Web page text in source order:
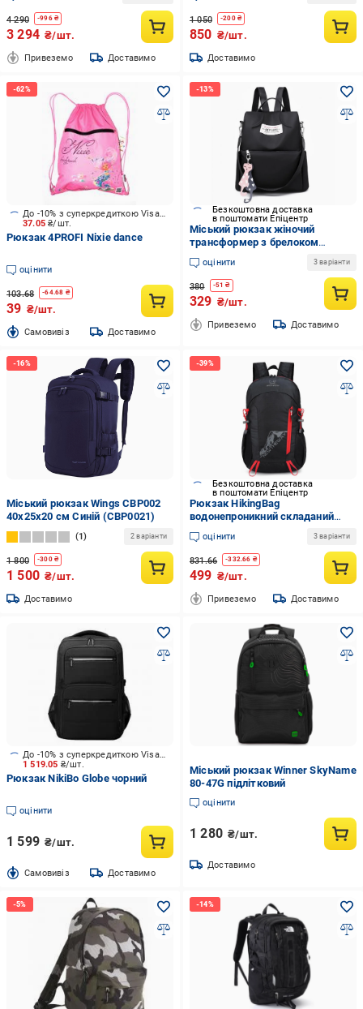
4 290 -996₴
3 294 ₴/шт.
Привеземо Доставимо
1 050 -200₴
850 ₴/шт.
Доставимо
37.05₴/шт.
До -10% з суперкредиткою Visa Вигода
Рюкзак 4PROFI Nixie dance
оцінити
103.68 -64.68 ₴
39 ₴/шт.
Cамовивіз Доставимо
Безкоштовна доставка
в поштомати Епіцентр
Міський рюкзак жіночий
трансформер з брелоком
32х31х13 см Чорний (СР-5740-3)
оцінити 3 варіанти
380 -51 ₴
329 ₴/шт.
Привеземо Доставимо
Міський рюкзак Wings CBP002
40x25x20 см Синій (CBP0021)
1 2 варіанти
1 800 -300₴
1 500 ₴/шт.
Доставимо
Безкоштовна доставка
в поштомати Епіцентр
Рюкзак HikingBag
водонепроникний складаний
Чорний (3488)
оцінити 3 варіанти
831.66 -332.66 ₴
499 ₴/шт.
Привеземо Доставимо
1 519.05 ₴/шт.
До -10% з суперкредиткою Visa Вигода
Рюкзак NikiBo Globe чорний
оцінити
1 599 ₴/шт.
Cамовивіз Доставимо
Міський рюкзак Winner SkyName
80-47G підлітковий
оцінити
1 280 ₴/шт.
Доставимо